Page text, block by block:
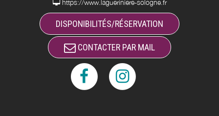
https://www.lagueriniere-sologne.fr
DISPONIBILITÉS/RÉSERVATION
CONTACTER PAR MAIL